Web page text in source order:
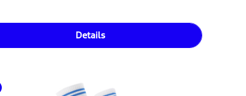
Details